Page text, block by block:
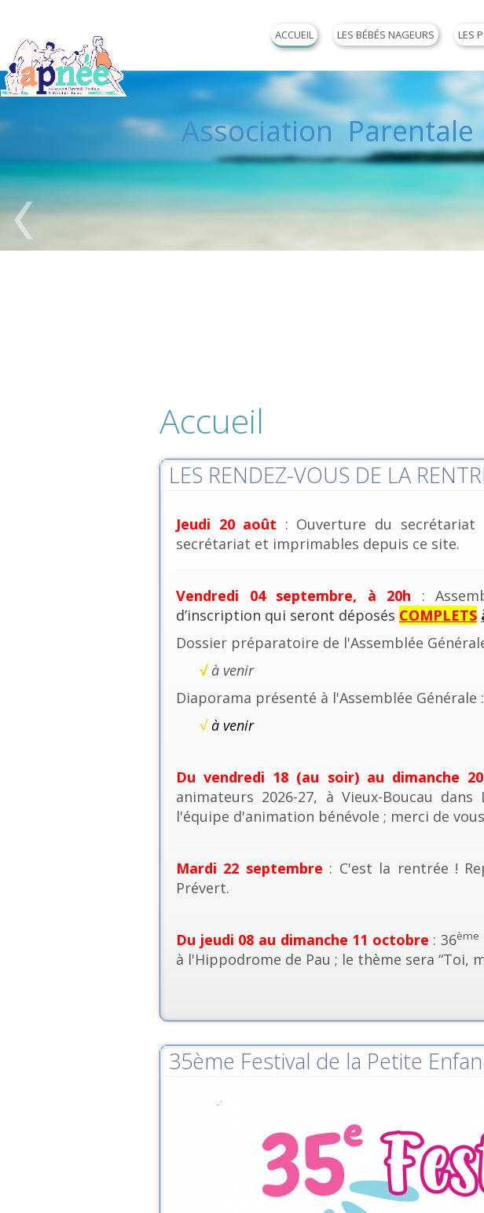
ACCUEIL LES BÉBÉS NAGEURS LES
Association
Accueil
LES RENDEZ-VOUS DE LA
Jeudi 20 août : Ouverture du
secrétariat et imprimables depuis ce site.
Vendredi 04 septembre, à 20h :
d’inscription qui seront déposés COMPLETS
Dossier préparatoire de l'Assemblée
√ à venir
Diaporama présenté à l'Assemblée Générale :
√à venir
Du vendredi 18 (au soir) au dimanche
animateurs 2026-27, à Vieux-Boucau
l'équipe d'animation bénévole ; merci de
Mardi 22 septembre : C'est la rentrée !
Prévert.
Du jeudi 08 au dimanche 11 octobre : 36ème
à l'Hippodrome de Pau ; le thème sera “Toi,
35ème Festival de la Petite